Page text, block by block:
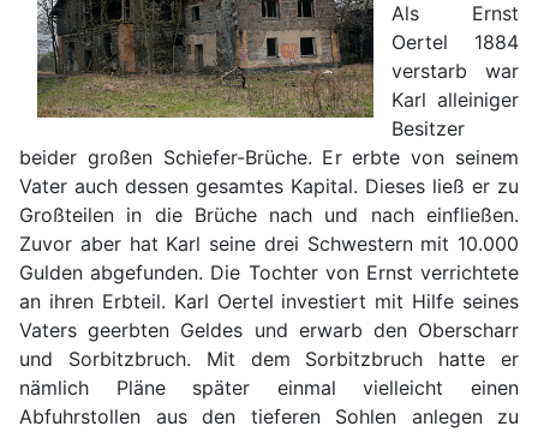
Als Ernst
Oertel 1884
verstarb war
Karl alleiniger
Besitzer
beider großen Schiefer-Brüche. Er erbte von seinem
Vater auch dessen gesamtes Kapital. Dieses ließ er zu
Großteilen in die Brüche nach und nach einfließen.
Zuvor aber hat Karl seine drei Schwestern mit 10.000
Gulden abgefunden. Die Tochter von Ernst verrichtete
an ihren Erbteil. Karl Oertel investiert mit Hilfe seines
Vaters geerbten Geldes und erwarb den Oberscharr
und Sorbitzbruch. Mit dem Sorbitzbruch hatte er
nämlich Pläne später einmal vielleicht einen
Abfuhrstollen aus den tieferen Sohlen anlegen zu